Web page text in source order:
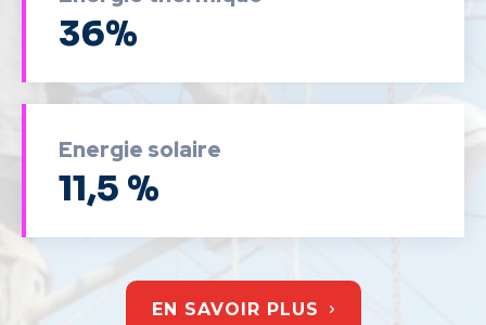
36%
Energie solaire
11,5 %
EN SAVOIR PLUS